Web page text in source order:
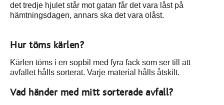
det tredje hjulet står mot gatan får det vara låst på
hämtningsdagen, annars ska det vara olåst.
Hur töms kärlen?
Kärlen töms i en sopbil med fyra fack som ser till att
avfallet hålls sorterat. Varje material hålls åtskilt.
Vad händer med mitt sorterade avfall?